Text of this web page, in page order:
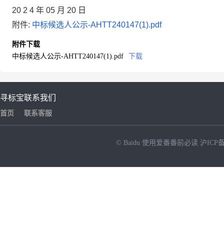
20 2 4 年 05 月 20 日
附件: 中标候选人公示-AHTT240147(1).pdf
附件下载
中标候选人公示-AHTT240147(1).pdf
下载
寻标宝
首页
联系我们
联系客服
© Baidu 使用爱番番前必读 沪ICP